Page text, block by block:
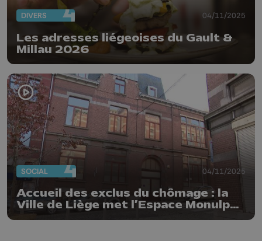
DIVERS 04/11/2025
Les adresses liégeoises du Gault &
Millau 2026
SOCIAL 04/11/2025
Accueil des exclus du chômage : la
Ville de Liège met l’Espace Monulphe